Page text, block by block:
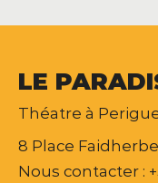
LE
Théatre à
8 Place
Nous contacter :